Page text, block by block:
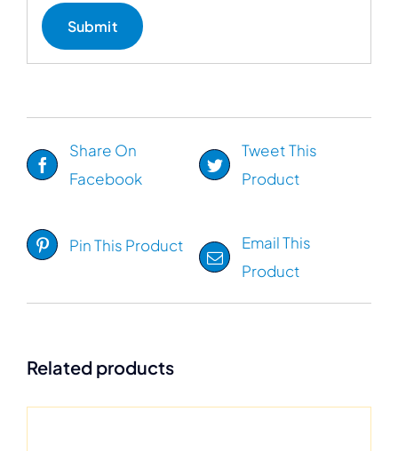
Share On
Facebook
Tweet This
Product
Pin This Product
Email This
Product
Related products